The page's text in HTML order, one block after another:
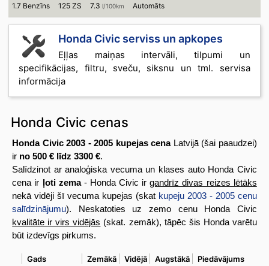
1.7 Benzīns 125 ZS 7.3l/100km Automāts
Honda Civic serviss un apkopes
Eļļas maiņas intervāli, tilpumi un
specifikācijas, filtru, sveču, siksnu un tml. servisa
informācija
Honda Civic cenas
Honda Civic 2003 - 2005 kupejas cenaLatvijā (šai paaudzei)
ir no 500 € līdz 3300 €.
Salīdzinot ar analoģiska vecuma un klases auto Honda Civic
cena ir ļoti zema- Honda Civic irgandrīz divas reizes lētāks
nekā vidēji šī vecuma kupejas (skat kupeju 2003 - 2005 cenu
salīdzinājumu). Neskatoties uz zemo cenu Honda Civic
kvalitāte ir virs vidējās (skat. zemāk), tāpēc šis Honda varētu
būt izdevīgs pirkums.
Gads Zemākā Vidējā Augstākā
Piedāvājums